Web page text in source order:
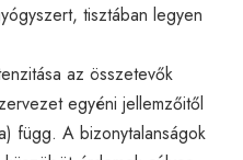
tisztában legyen
az összetevők
egyéni jellemzőitől
függ. A bizonytalanságok